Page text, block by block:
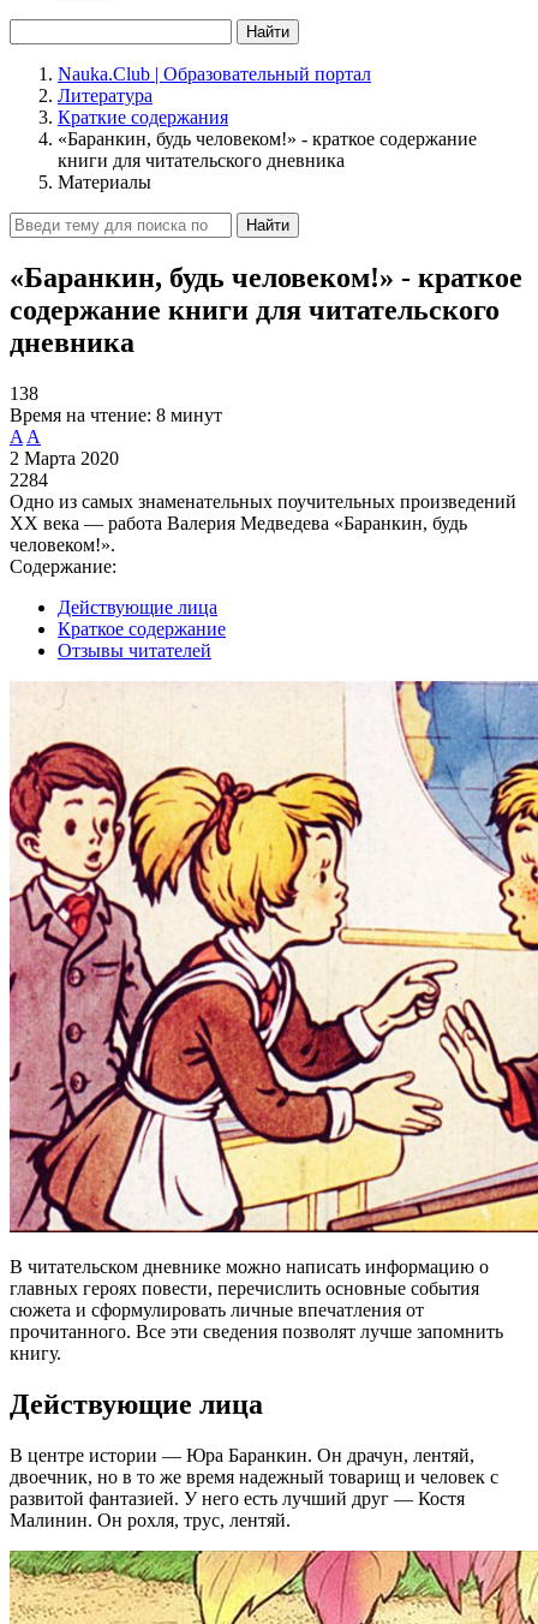
Найти
Nauka.Club | Образовательный портал
Литература
Краткие содержания
«Баранкин, будь человеком!» - краткое содержание
книги для читательского дневника
Материалы
Найти
«Баранкин, будь человеком!» - краткое
содержание книги для читательского
дневника
138
Время на чтение: 8 минут
A A
2 Марта 2020
2284
Одно из самых знаменательных поучительных произведений
XX века — работа Валерия Медведева «Баранкин, будь
человеком!».
Содержание:
Действующие лица
Краткое содержание
Отзывы читателей
В читательском дневнике можно написать информацию о
главных героях повести, перечислить основные события
сюжета и сформулировать личные впечатления от
прочитанного. Все эти сведения позволят лучше запомнить
книгу.
Действующие лица
В центре истории — Юра Баранкин. Он драчун, лентяй,
двоечник, но в то же время надежный товарищ и человек с
развитой фантазией. У него есть лучший друг — Костя
Малинин. Он рохля, трус, лентяй.